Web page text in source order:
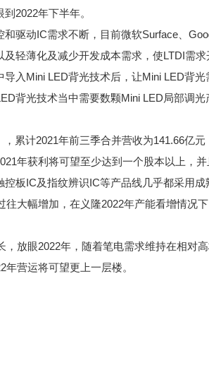
2022年下半年。
驱动IC需求不断，目前微软Surface、
轻薄化及减少开发成本需求，使LTDI需求
入Mini LED背光技术后，让Mini LED背
背光技术当中需要数颗Mini LED局部调
累计2021年前三季合并营收为141.66亿
年获利将可望至少达到一个股本以上，并
板IC及指纹辨识IC等产品线几乎都采用
大幅增加，在义隆2022年产能看增情况
放眼2022年，随着笔电需求维持在相对
营运将可望更上一层楼。